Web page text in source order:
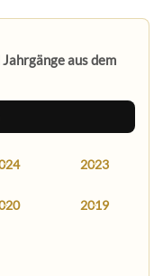
aus dem
2023
2019